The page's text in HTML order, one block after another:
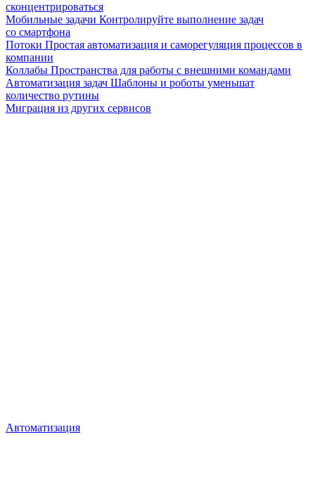
сконцентрироваться
Мобильные задачи Контролируйте выполнение задач
со смартфона
Потоки Простая автоматизация и саморегуляция процессов в
компании
Коллабы Пространства для работы с внешними командами
Автоматизация задач Шаблоны и роботы уменьшат
количество рутины
Миграция из других сервисов
Автоматизация